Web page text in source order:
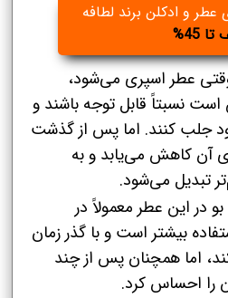
و ادکلن برند لطافه
45%
وقتی عطر اسپری می‌شود،
نسبتاً قابل توجه باشند و
جلب کنند. اما پس از گذشت
کاهش می‌یابد و به
تبدیل می‌شود.
در این عطر معمولاً در
بیشتر است و با گذر زمان
اما همچنان پس از چند
را احساس کرد.